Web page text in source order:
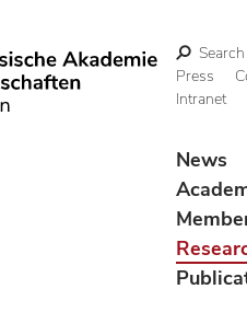
Search
Press
Intranet
News